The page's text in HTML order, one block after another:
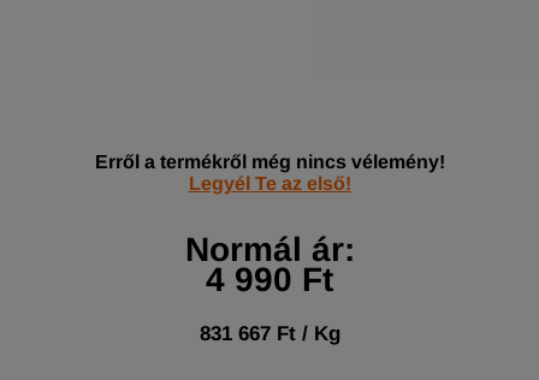
Erről a termékről még nincs vélemény!
Legyél Te az első!
Normál ár:
4 990 Ft
831 667 Ft / Kg